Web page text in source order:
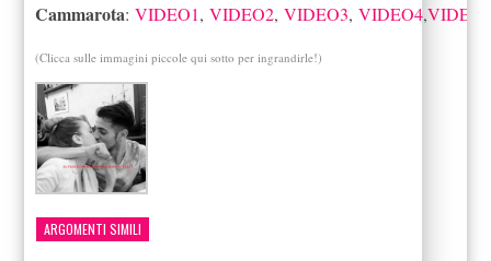
Cammarota:VIDEO1,VIDEO2,VIDEO3,VIDEO4,
(Clicca sulle immagini piccole qui sotto per ingrandirle!)
ARGOMENTI SIMILI